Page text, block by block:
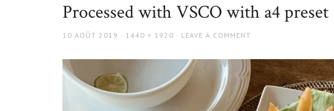
Processed with VSCO with a4 preset
POSTED
10 AOÛT 2019
FULL
1440 × 1920 LEAVE A COMMENT